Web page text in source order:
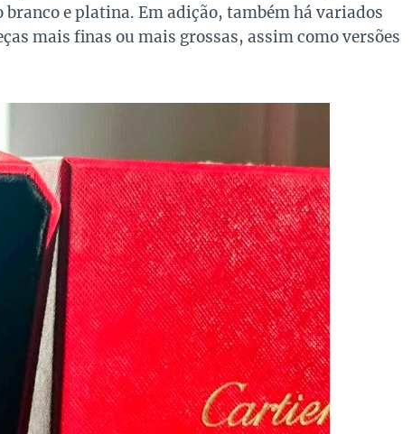
e platina. Em adição, também há variados
mais finas ou mais grossas, assim como versões